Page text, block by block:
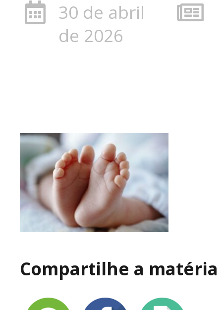
30 de abril
de 2026
Compartilhe a